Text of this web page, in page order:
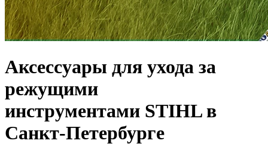
Аксессуары для ухода за
режущими
инструментами STIHL в
Санкт-Петербурге